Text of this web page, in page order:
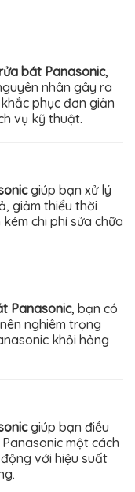
bát Panasonic,
nhân gây ra
phục đơn giản
vụ kỹ thuật.
giúp bạn xử lý
giảm thiểu thời
chi phí sửa chữa
Panasonic, bạn có
nghiêm trọng
khỏi hỏng
giúp bạn điều
một cách
với hiệu suất